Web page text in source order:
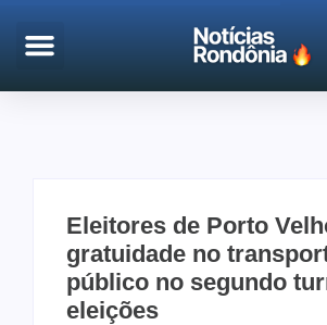
Eleitores de Porto
gratuidade no
público no segundo
eleições